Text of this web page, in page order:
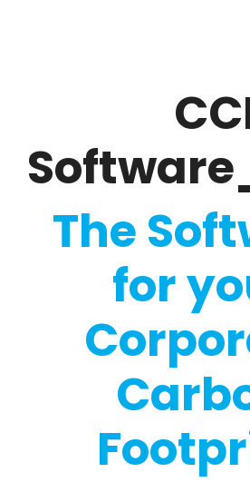
The
for